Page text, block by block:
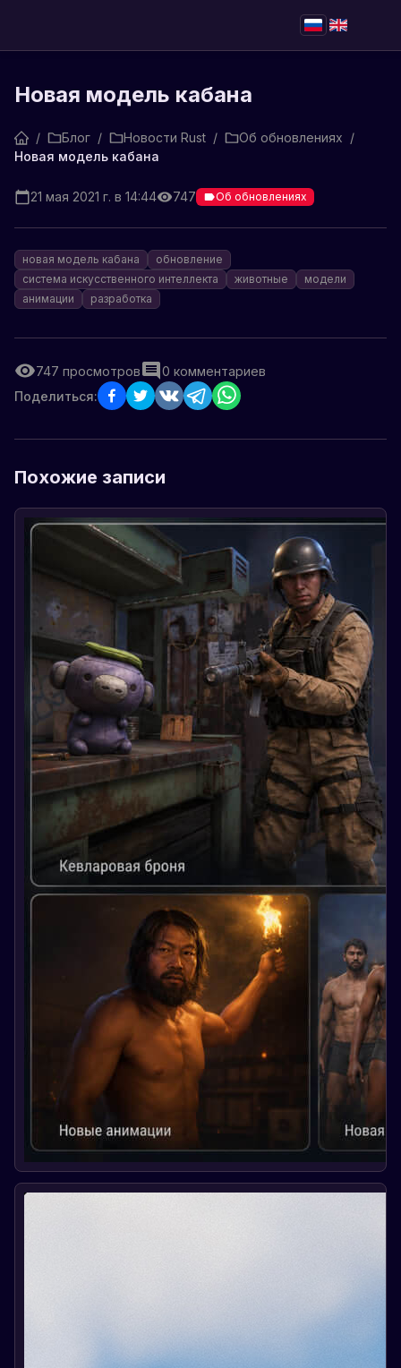
Новая модель кабана
/ Блог / Новости Rust / Об обновлениях /
Новая модель кабана
21 мая 2021 г. в 14:44 747 Об обновлениях
новая модель кабана
обновление
система искусственного интеллекта
животные
модели
анимации
разработка
747 просмотров 0 комментариев
Поделиться:
Похожие записи